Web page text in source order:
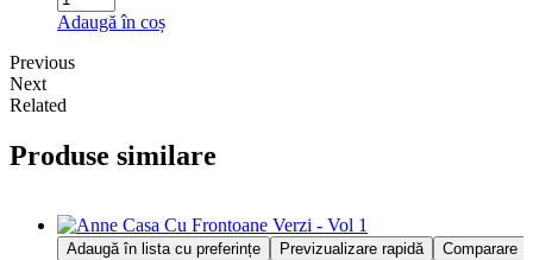
Adaugă în coș
Previous
Next
Related
Produse similare
Adaugă în lista cu preferințe Previzualizare rapidă Comparare